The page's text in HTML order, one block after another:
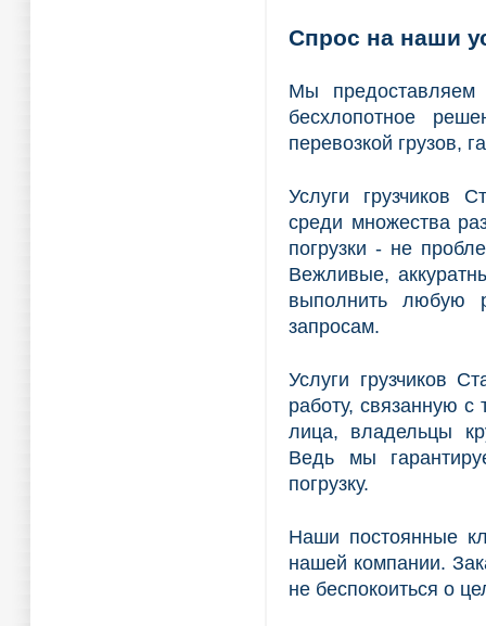
Спрос на наши
Мы
бесхлопотное
перевозкой грузов,
Услуги грузчиков
среди множества
погрузки - не
Вежливые,
выполнить любую
запросам.
Услуги грузчиков
работу, связанную с
лица, владельцы
Ведь мы
погрузку.
Наши постоянные
нашей компании.
не беспокоиться о